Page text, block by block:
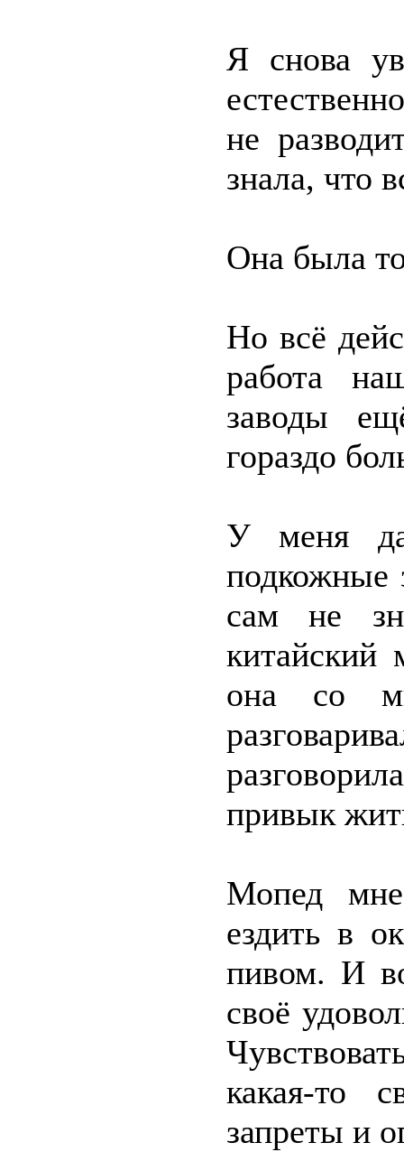
Я снова
не
знала, что
Она была
Но всё
работа
заводы
гораздо
У меня
подкожные
сам не
китайский
она со
привык
Мопед
ездить в
пивом. И
своё
какая-то
запреты и